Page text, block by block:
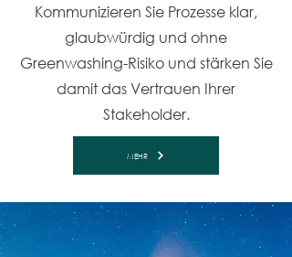
Kommunizieren Sie Prozesse klar,
glaubwürdig und ohne
Greenwashing-Risiko und stärken Sie
damit das Vertrauen Ihrer
Stakeholder.
MEHR